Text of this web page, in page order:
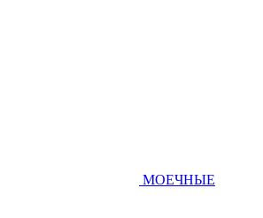
МОЕЧНЫЕ